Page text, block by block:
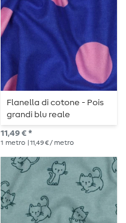
Flanella di cotone - Pois
grandi blu reale
11,49 € *
1 metro | 11,49 € / metro